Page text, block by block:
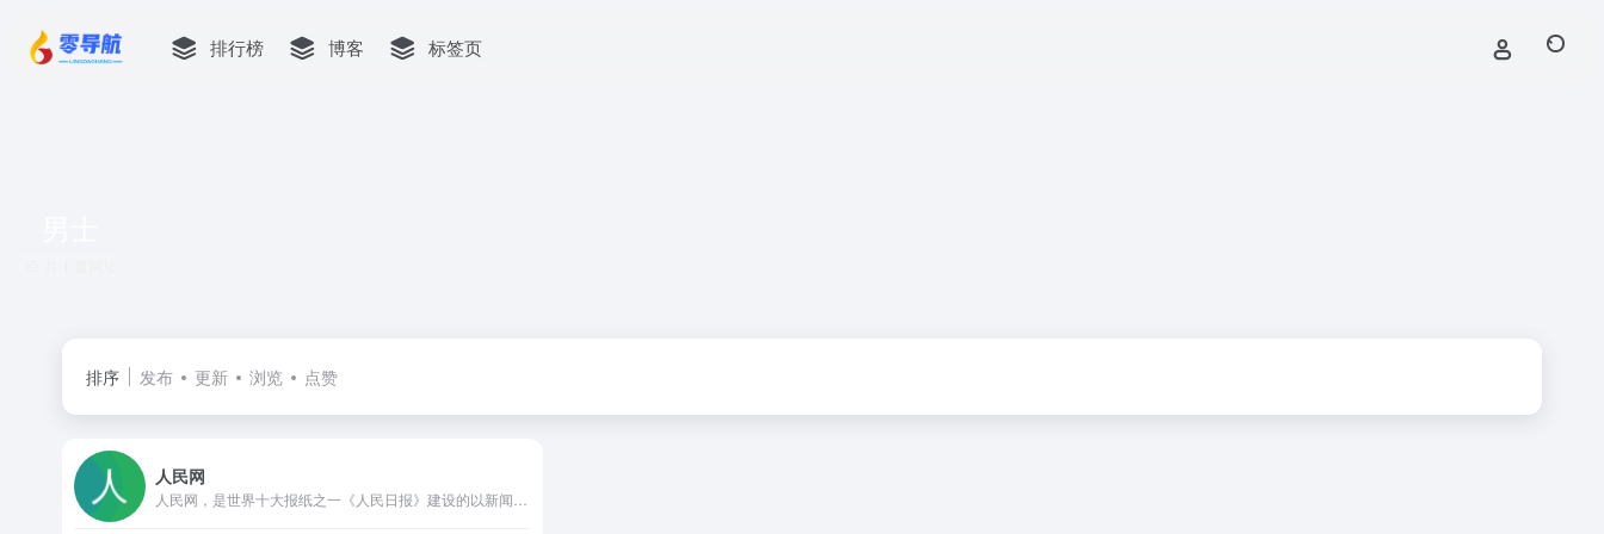
排行榜 博客 标签页
排序 发布 更新 浏览 点赞
人民网